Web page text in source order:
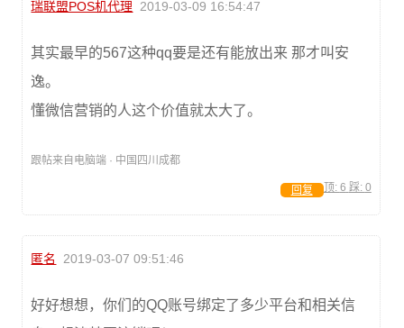
瑞联盟POS机代理 2019-03-09 16:54:47
其实最早的567这种qq要是还有能放出来 那才叫安
逸。
懂微信营销的人这个价值就太大了。
跟帖来自电脑端 · 中国四川成都
顶: 6 踩: 0
回复
匿名 2019-03-07 09:51:46
好好想想，你们的QQ账号绑定了多少平台和相关信